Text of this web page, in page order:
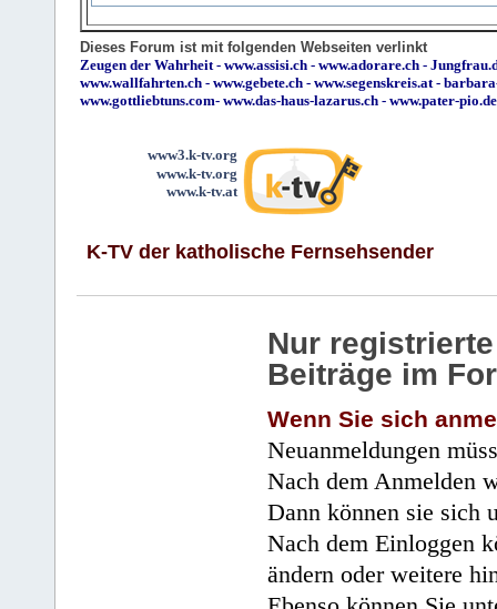
Dieses Forum ist mit folgenden Webseiten verlinkt
Zeugen der Wahrheit - www.assisi.ch - www.adorare.ch -
www.wallfahrten.ch - www.gebete.ch - www.segenskreis.at -
www.gottliebtuns.com- www.das-haus-lazarus.ch - www.pater-pio.de
www3.k-tv.org
www.k-tv.org
www.k-tv.at
K-TV der katholische Fernsehsender
Nur
Beiträge im
Wenn Sie sich
Neuanmeldungen
Nach dem Anmelden
Dann können sie sich
Nach dem Einloggen
ändern oder weitere